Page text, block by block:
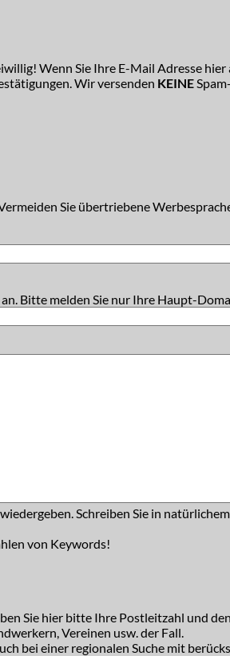
Wenn Sie Ihre E-Mail Adresse hier
Wir versenden KEINE
Sie übertriebene
Bitte melden Sie nur Ihre Haupt-
Schreiben Sie in
von Keywords!
Sie hier bitte Ihre Postleitzahl und
Vereinen usw. der Fall.
bei einer regionalen Suche mit